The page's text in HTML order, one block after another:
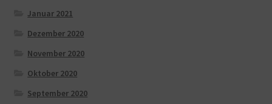
Januar 2021
Dezember 2020
November 2020
Oktober 2020
September 2020